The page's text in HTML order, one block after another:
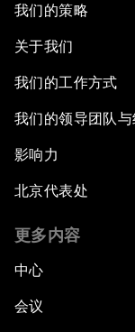
我们的策略
关于我们
我们的工作方式
我们的领导团队
影响力
北京代表处
更多内容
中心
会议